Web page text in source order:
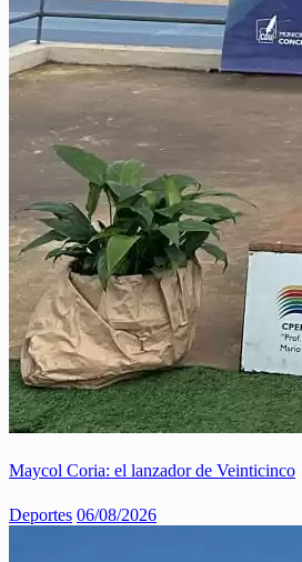
Maycol Coria: el lanzador de Veinticinco
Deportes 06/08/2026